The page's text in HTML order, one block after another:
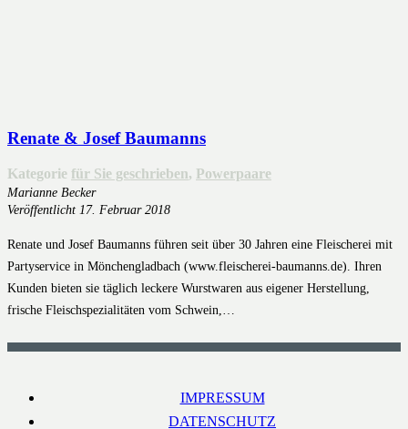
Renate & Josef Baumanns
Kategorie für Sie geschrieben, Powerpaare
Marianne Becker
Veröffentlicht 17. Februar 2018
Renate und Josef Baumanns führen seit über 30 Jahren eine Fleischerei mit
Partyservice in Mönchengladbach (www.fleischerei-baumanns.de). Ihren
Kunden bieten sie täglich leckere Wurstwaren aus eigener Herstellung,
frische Fleischspezialitäten vom Schwein,…
IMPRESSUM
DATENSCHUTZ